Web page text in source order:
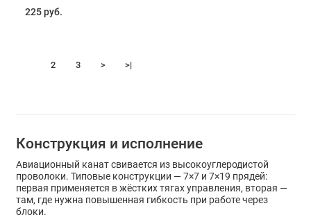
225 руб.
2 3 > >|
Конструкция и исполнение
Авиационный канат свивается из высокоуглеродистой
проволоки. Типовые конструкции — 7×7 и 7×19 прядей:
первая применяется в жёстких тягах управления, вторая —
там, где нужна повышенная гибкость при работе через
блоки.